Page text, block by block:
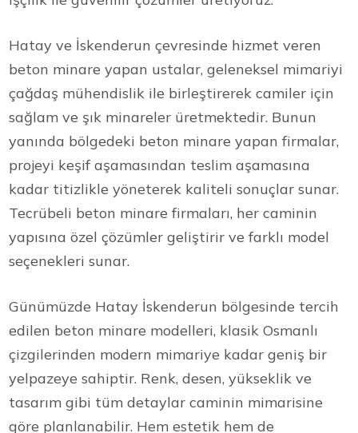
Hatay ve İskenderun çevresinde hizmet veren
beton minare yapan ustalar, geleneksel mimariyi
çağdaş mühendislik ile birleştirerek camiler için
sağlam ve şık minareler üretmektedir. Bunun
yanında bölgedeki beton minare yapan firmalar,
projeyi keşif aşamasından teslim aşamasına
kadar titizlikle yöneterek kaliteli sonuçlar sunar.
Tecrübeli beton minare firmaları, her caminin
yapısına özel çözümler geliştirir ve farklı model
seçenekleri sunar.
Günümüzde Hatay İskenderun bölgesinde tercih
edilen beton minare modelleri, klasik Osmanlı
çizgilerinden modern mimariye kadar geniş bir
yelpazeye sahiptir. Renk, desen, yükseklik ve
tasarım gibi tüm detaylar caminin mimarisine
göre planlanabilir. Hem estetik hem de